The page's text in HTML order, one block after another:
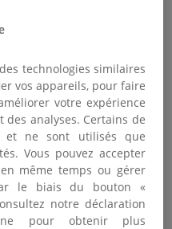
de votre
de croissance
technologies similaires
vos appareils, pour faire
votre expérience
analyses. Certains de
et ne sont utilisés que
Vous pouvez accepter
même temps ou gérer
le biais du bouton «
notre déclaration
pour obtenir plus